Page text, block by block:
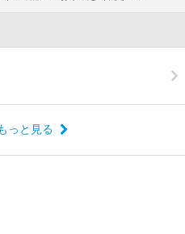
っと見る